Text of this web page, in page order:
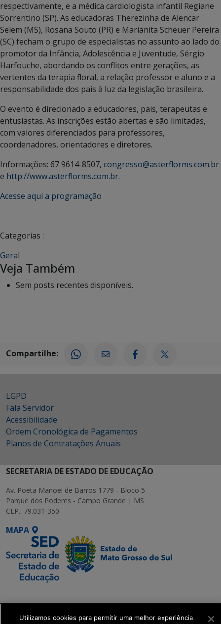
respectivamente, e a médica cardiologista infantil Regiane
Sorrentino (SP). As educadoras Therezinha de Alencar
Selem (MS), Rosana Souto (PR) e Marianita Scheuer Pereira
(SC) fecham o grupo de especialistas no assunto ao lado do
promotor da Infância, Adolescência e Juventude, Sérgio
Harfouche, abordando os conflitos entre gerações, as
vertentes da terapia floral, a relação professor e aluno e a
responsabilidade dos pais à luz da legislação brasileira.
O evento é direcionado a educadores, pais, terapeutas e
entusiastas. As inscrições estão abertas e são limitadas,
com valores diferenciados para professores,
coordenadores, orientadores e diretores.
Informações: 67 9614-8507, congresso@asterflorms.com.br
e http://www.asterflorms.com.br.
Acesse aqui a programação
Categorias :
Geral
Veja Também
Sem posts recentes disponíveis.
Compartilhe:
LGPD
Fala Servidor
Acessibilidade
Ordem Cronológica de Pagamentos
Planos de Contratações Anuais
SECRETARIA DE ESTADO DE EDUCAÇÃO
Av. Poeta Manoel de Barros 1779 - Bloco 5
Parque dos Poderes - Campo Grande | MS
CEP.: 79.031-350
MAPA
Executiva de
Transformação Digital
Utilizamos cookies para permitir uma melhor experiência